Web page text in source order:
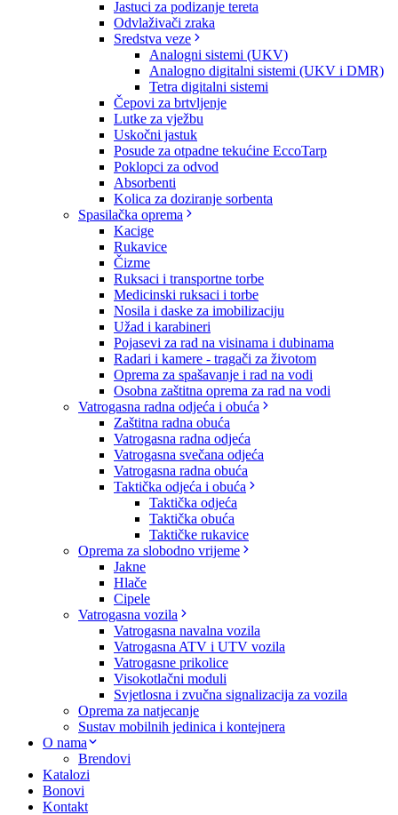
Jastuci za podizanje tereta
Odvlaživači zraka
Sredstva veze
Analogni sistemi (UKV)
Analogno digitalni sistemi (UKV i DMR)
Tetra digitalni sistemi
Čepovi za brtvljenje
Lutke za vježbu
Uskočni jastuk
Posude za otpadne tekućine EccoTarp
Poklopci za odvod
Absorbenti
Kolica za doziranje sorbenta
Spasilačka oprema
Kacige
Rukavice
Čizme
Ruksaci i transportne torbe
Medicinski ruksaci i torbe
Nosila i daske za imobilizaciju
Užad i karabineri
Pojasevi za rad na visinama i dubinama
Radari i kamere - tragači za životom
Oprema za spašavanje i rad na vodi
Osobna zaštitna oprema za rad na vodi
Vatrogasna radna odjeća i obuća
Zaštitna radna obuća
Vatrogasna radna odjeća
Vatrogasna svečana odjeća
Vatrogasna radna obuća
Taktička odjeća i obuća
Taktička odjeća
Taktička obuća
Taktičke rukavice
Oprema za slobodno vrijeme
Jakne
Hlače
Cipele
Vatrogasna vozila
Vatrogasna navalna vozila
Vatrogasna ATV i UTV vozila
Vatrogasne prikolice
Visokotlačni moduli
Svjetlosna i zvučna signalizacija za vozila
Oprema za natjecanje
Sustav mobilnih jedinica i kontejnera
O nama
Brendovi
Katalozi
Bonovi
Kontakt